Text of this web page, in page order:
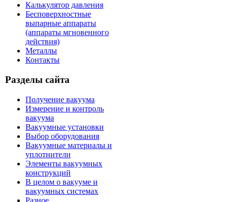
Калькулятор давления
Бесповерхностные
выпарные аппараты
(аппараты мгновенного
действия)
Металлы
Контакты
Разделы сайта
Получение вакуума
Измерение и контроль
вакуума
Вакуумные установки
Выбор оборудования
Вакуумные материалы и
уплотнители
Элементы вакуумных
конструкций
В целом о вакууме и
вакуумных системах
Разное